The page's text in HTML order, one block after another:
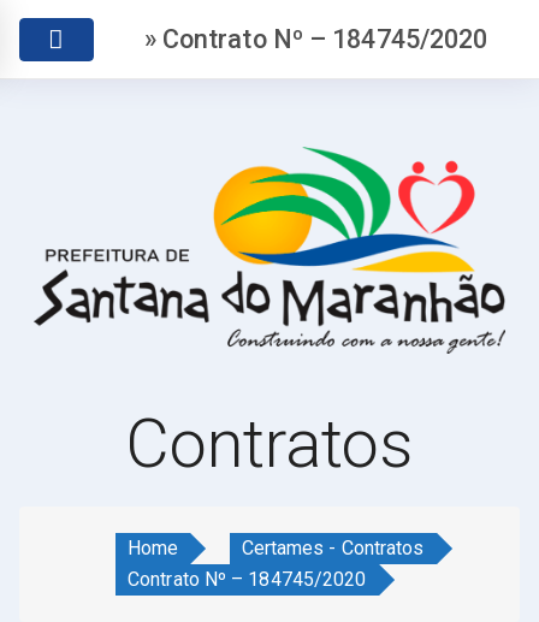
» Contrato Nº – 184745/2020
Contratos
Home
Certames - Contratos
Contrato Nº – 184745/2020